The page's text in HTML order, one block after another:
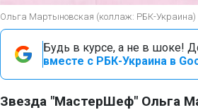
Ольга Мартыновская (коллаж: РБК-Украина)
Будь в курсе, а не в шоке!
вместе с РБК-Украина в
Звезда "МастерШеф" Ольга